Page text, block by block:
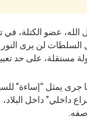
عضو الكتلة، في
لن يرى النور
مستقلة، على حد
يمثل “إساءة”
داخلي” داخل